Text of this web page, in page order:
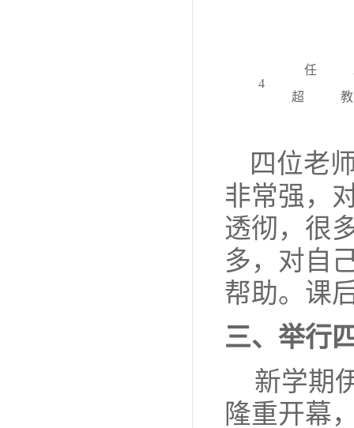
4
任
超
教
四位老
非常强，
透彻，很
多，对自
帮助。课
三、 举行
新学期
隆重开幕